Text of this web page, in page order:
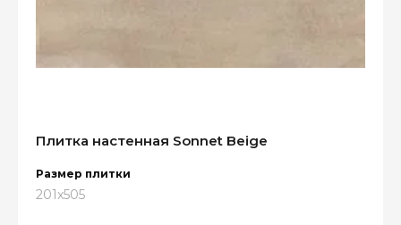
Плитка настенная Sonnet Beige
Размер плитки
201x505